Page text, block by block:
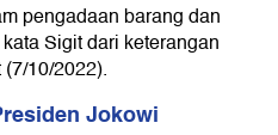
pengadaan barang dan
Sigit dari keterangan
10/2022).
Jokowi